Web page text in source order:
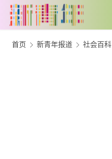
首页 新青年报道 社会百科